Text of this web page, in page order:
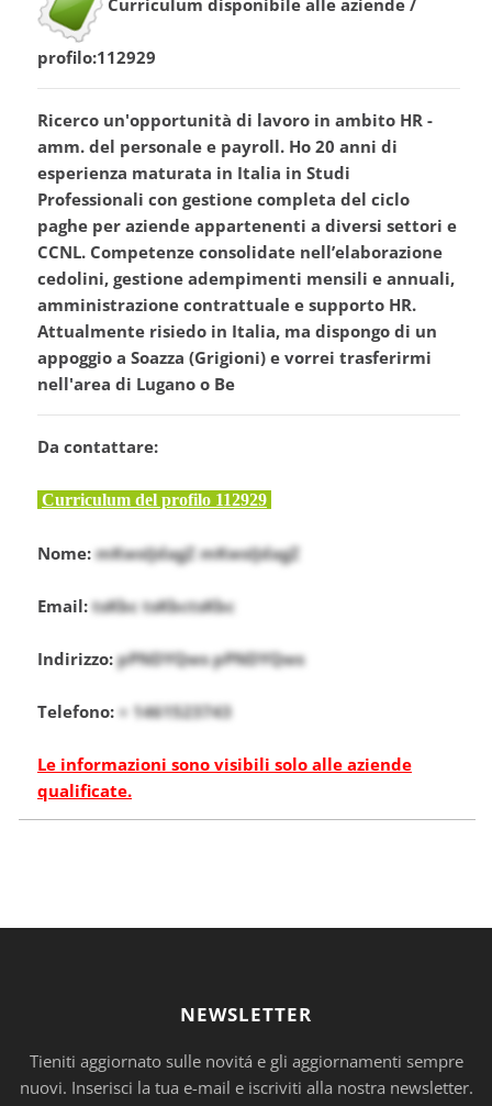
Curriculum disponibile alle aziende /
profilo:112929
Ricerco un'opportunità di lavoro in ambito HR -
amm. del personale e payroll. Ho 20 anni di
esperienza maturata in Italia in Studi
Professionali con gestione completa del ciclo
paghe per aziende appartenenti a diversi settori e
CCNL. Competenze consolidate nell’elaborazione
cedolini, gestione adempimenti mensili e annuali,
amministrazione contrattuale e supporto HR.
Attualmente risiedo in Italia, ma dispongo di un
appoggio a Soazza (Grigioni) e vorrei trasferirmi
nell'area di Lugano o Be
Da contattare:
Curriculum del profilo 112929
Nome:mKwsIJdagZ mKwsIJdagZ
Email:tsKbc tsKbctsKbc
Indirizzo:pPNDYQws pPNDYQws
Telefono: + 1461523743
Le informazioni sono visibili solo alle aziende
qualificate.
NEWSLETTER
Tieniti aggiornato sulle novitá e gli aggiornamenti sempre
nuovi. Inserisci la tua e-mail e iscriviti alla nostra newsletter.